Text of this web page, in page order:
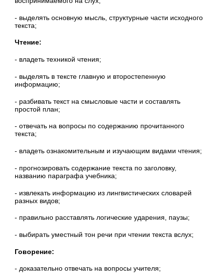
- выделять основную мысль, структурные части исходного
текста;
Чтение:
- владеть техникой чтения;
- выделять в тексте главную и второстепенную
информацию;
- разбивать текст на смысловые части и составлять
простой план;
- отвечать на вопросы по содержанию прочитанного
текста;
- владеть ознакомительным и изучающим видами чтения;
- прогнозировать содержание текста по заголовку,
названию параграфа учебника;
- извлекать информацию из лингвистических словарей
разных видов;
- правильно расставлять логические ударения, паузы;
- выбирать уместный тон речи при чтении текста вслух;
Говорение:
- доказательно отвечать на вопросы учителя;